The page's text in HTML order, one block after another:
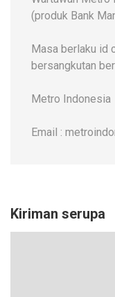
(produk Bank
Masa berlaku id
bersangkutan
Metro Indonesia
Email :
Kiriman serupa